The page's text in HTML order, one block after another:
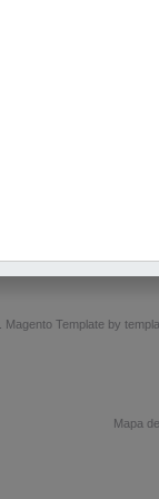
Magento Template by
Mapa